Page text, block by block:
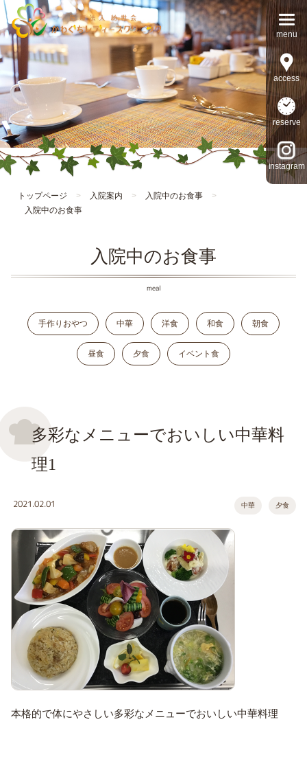
access
reserve
instagram
トップページ > 入院案内 > 入院中のお食事
>
入院中のお食事
入院中のお食事
meal
手作りおやつ 中華 洋食 和食 朝食
昼食 夕食 イベント食
多彩なメニューでおいしい中華料
理1
2021.02.01 中華 夕食
本格的で体にやさしい多彩なメニューでおいしい中華料理